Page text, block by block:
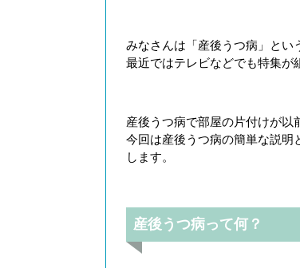
みなさんは「産後うつ病」とい
最近ではテレビなどでも特集が
産後うつ病で部屋の片付けが以
今回は産後うつ病の簡単な説明
します。
産後うつ病って何？